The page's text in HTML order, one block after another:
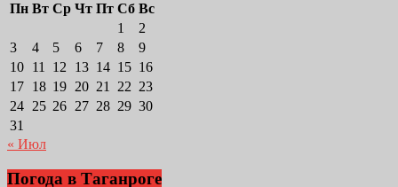
Пн Вт Ср Чт Пт Сб Вс
1
2
3
4 5 6 7 8
9
10 11 12 13 14 15 16
17 18 19 20 21 22 23
24 25 26 27 28 29 30
31
« Июл
Погода в Таганроге